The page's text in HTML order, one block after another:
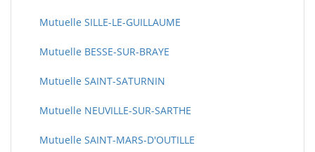
Mutuelle SILLE-LE-GUILLAUME
Mutuelle BESSE-SUR-BRAYE
Mutuelle SAINT-SATURNIN
Mutuelle NEUVILLE-SUR-SARTHE
Mutuelle SAINT-MARS-D'OUTILLE